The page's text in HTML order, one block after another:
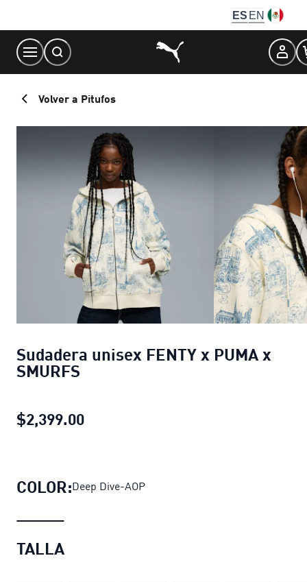
Content
ES EN
Volver a Pitufos
Sudadera unisex FENTY x PUMA x
SMURFS
$2,399.00
COLOR:Deep Dive-AOP
TALLA